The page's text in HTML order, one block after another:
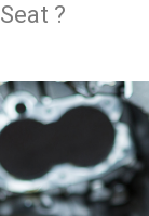
Seat ?